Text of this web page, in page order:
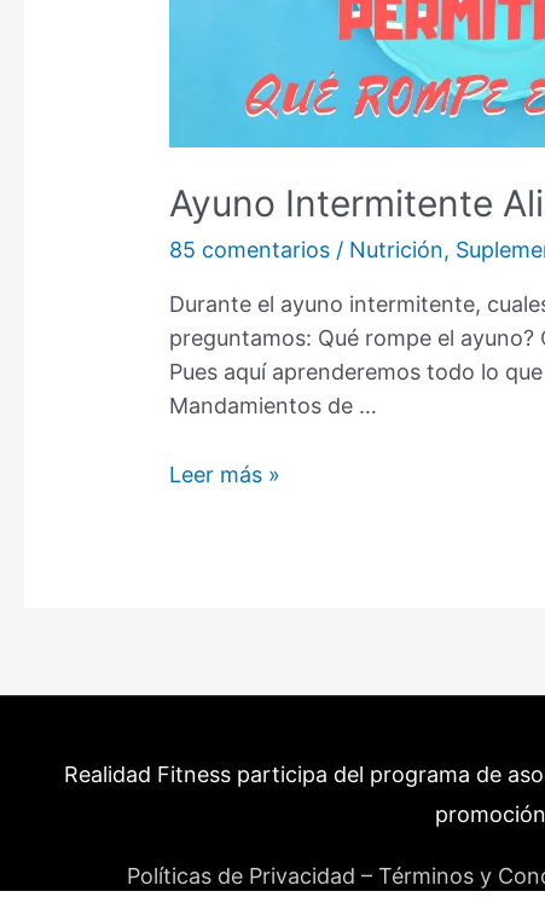
Ayuno Intermitente
85 comentarios / Nutrición,
Durante el ayuno intermitente,
preguntamos: Qué rompe el
Pues aquí aprenderemos todo lo
Mandamientos de …
Ayuno
y
Leer más »
Realidad Fitness participa del programa de
Políticas de Privacidad – Términos y